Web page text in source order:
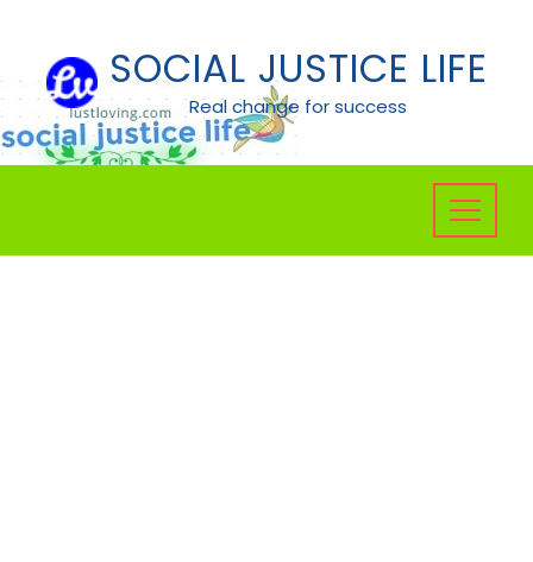
content
SOCIAL JUSTICE LIFE
Real change for success